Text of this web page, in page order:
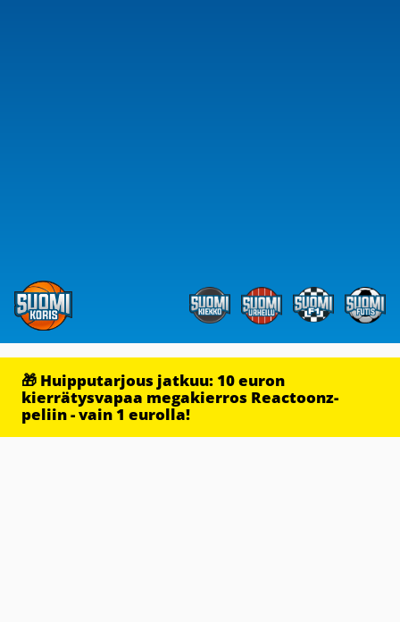
🎁 Huipputarjous jatkuu: 10 euron
kierrätysvapaa megakierros Reactoonz-
peliin - vain 1 eurolla!